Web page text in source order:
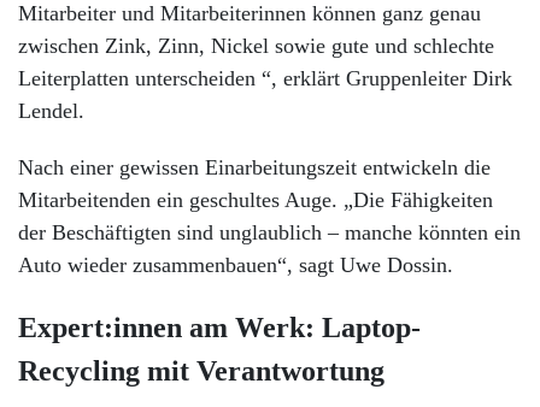
Mitarbeiter und Mitarbeiterinnen können ganz genau
zwischen Zink, Zinn, Nickel sowie gute und schlechte
Leiterplatten unterscheiden “, erklärt Gruppenleiter Dirk
Lendel.
Nach einer gewissen Einarbeitungszeit entwickeln die
Mitarbeitenden ein geschultes Auge. „Die Fähigkeiten
der Beschäftigten sind unglaublich – manche könnten ein
Auto wieder zusammenbauen“, sagt Uwe Dossin.
Expert:innen am Werk: Laptop-
Recycling mit Verantwortung